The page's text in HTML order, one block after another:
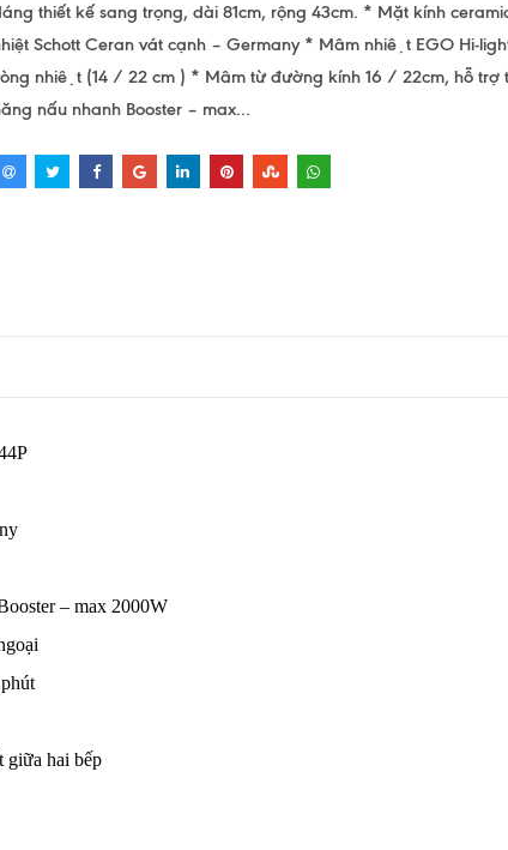
thiết kế sang trọng, dài 81cm, rộng 43cm. * Mặt kính
Schott Ceran vát cạnh – Germany * Mâm nhiệt EGO Hi-
nhiệt (14 / 22 cm ) * Mâm từ đường kính 16 / 22cm, hỗ trợ
nấu nhanh Booster – max...
– max 2000W
giữa hai bếp